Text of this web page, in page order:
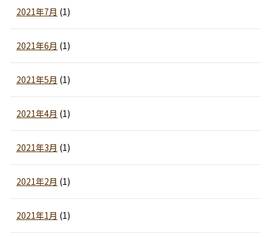
2021年7月 (1)
2021年6月 (1)
2021年5月 (1)
2021年4月 (1)
2021年3月 (1)
2021年2月 (1)
2021年1月 (1)